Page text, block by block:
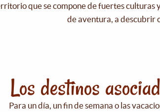
que se compone de fuertes
de aventura, a descubrir
Los destinos
Para un día, un fin de semana o las